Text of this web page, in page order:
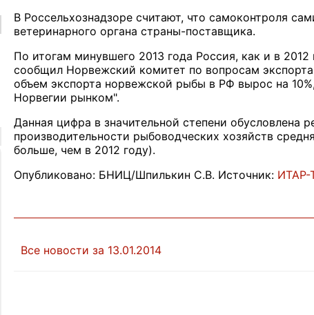
В Россельхознадзоре считают, что самоконтроля
ветеринарного органа страны-поставщика.
По итогам минувшего 2013 года Россия, как и в
сообщил Норвежский комитет по вопросам
объем экспорта норвежской рыбы в РФ вырос на
Норвегии рынком".
Данная цифра в значительной степени
производительности рыбоводческих хозяйств
больше, чем в 2012 году).
Опубликовано: БНИЦ/Шпилькин С.В. Источник: ИТАР-
Все новости за 13.01.2014